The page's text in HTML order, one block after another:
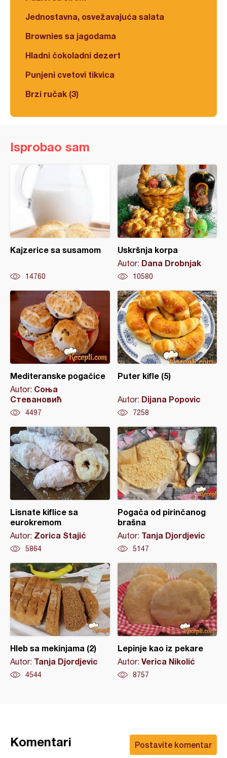
Jednostavna, osvežavajuća salata
Brownies sa jagodama
Hladni čokoladni dezert
Punjeni cvetovi tikvica
Brzi ručak (3)
Isprobao sam
Kajzerice sa susamom
14760
Uskršnja korpa
Autor: Dana Drobnjak
10580
Mediteranske pogačice
Autor: Соња
Стевановић
4497
Puter kifle (5)
Autor: Dijana Popovic
7258
Lisnate kiflice sa
eurokremom
Autor: Zorica Stajić
5864
Pogača od pirinčanog
brašna
Autor: Tanja Djordjevic
5147
Hleb sa mekinjama (2)
Autor: Tanja Djordjevic
4544
Lepinje kao iz pekare
Autor: Verica Nikolić
8757
Postavite komentar
Komentari